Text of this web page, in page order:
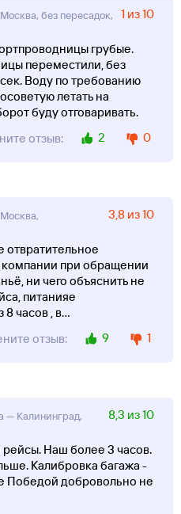
без пересадок,
1 из 10
грубые.
переместили, без
Воду по требованию
летать на
буду отговаривать.
отзыв:
2 0
3,8 из 10
отвратительное
при обращении
ни чего объяснить не
питанияе
8 часов , в...
отзыв: 9 1
— Калининград,
8,3 из 10
Наш более 3 часов.
Калибровка багажа -
Победой добровольно не